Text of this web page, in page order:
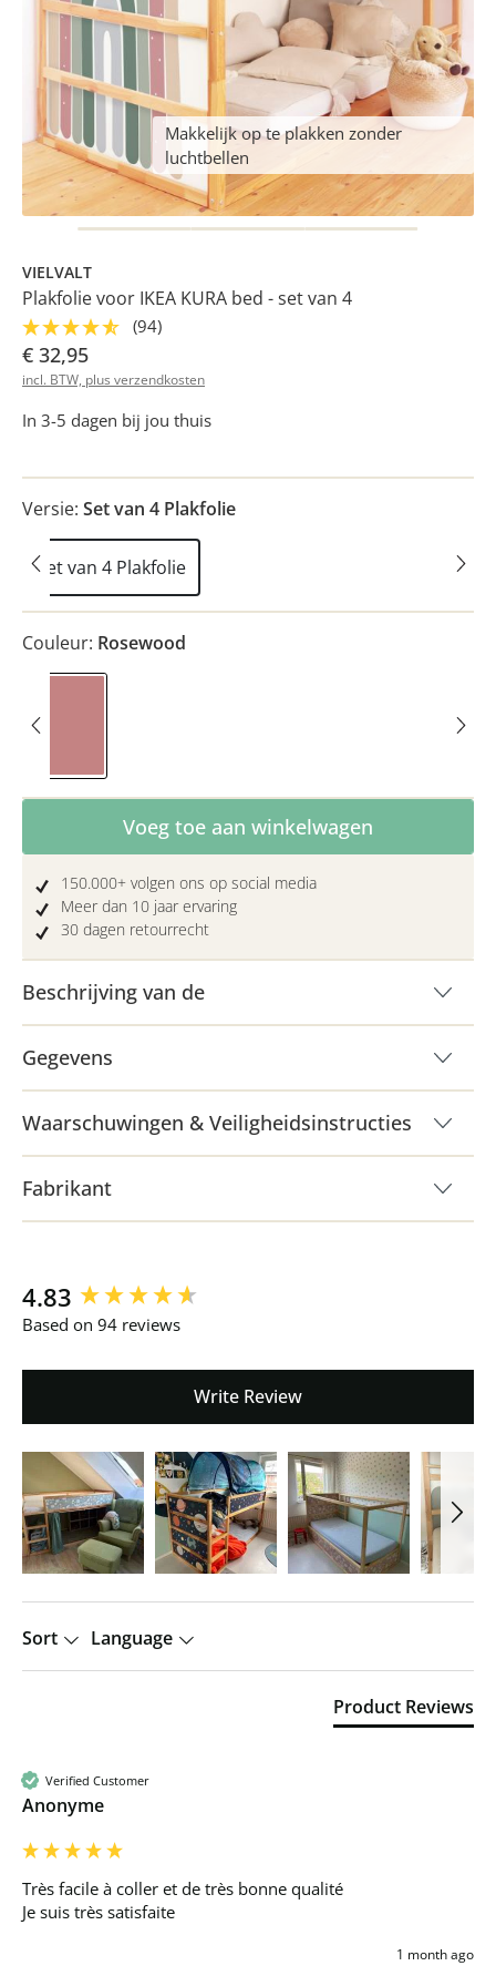
Makkelijk op te plakken zonder
luchtbellen
VIELVALT
Plakfolie voor IKEA KURA bed - set van 4
(94)
€ 32,95
incl. BTW, plus verzendkosten
In 3-5 dagen bij jou thuis
Versie: Set van 4 Plakfolie
Set van 4 Plakfolie
Couleur: Rosewood
Producthoeveelheid: Voer de gewenste
Voeg toe aan winkelwagen
150.000+ volgen ons op social media
Meer dan 10 jaar ervaring
30 dagen retourrecht
Beschrijving van de
Gegevens
Waarschuwingen & Veiligheidsinstructies
Fabrikant
4.83
Based on 94 reviews
Write Review
Sort Language
Product Reviews
Verified Customer
Anonyme
Très facile à coller et de très bonne qualité
Je suis très satisfaite
1 month ago
New content loaded